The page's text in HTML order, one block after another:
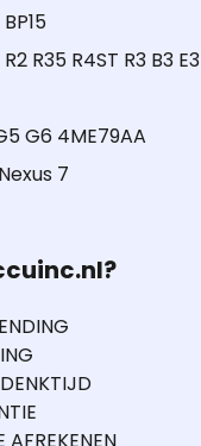
R35 R4ST R3 B3 E3
G6 4ME79AA
7